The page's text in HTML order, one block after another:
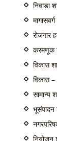
निवाडा
रोजगार
करमणूक
विकास
विकास
सामान्य
नियोजन